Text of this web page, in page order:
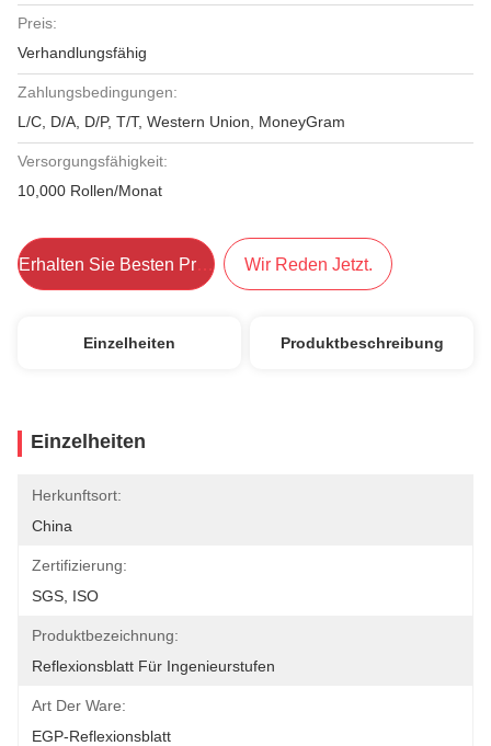
Preis:
Verhandlungsfähig
Zahlungsbedingungen:
L/C, D/A, D/P, T/T, Western Union, MoneyGram
Versorgungsfähigkeit:
10,000 Rollen/Monat
Erhalten Sie Besten Preis Wir Reden Jetzt.
Einzelheiten Produktbeschreibung
Einzelheiten
Herkunftsort:
China
Zertifizierung:
SGS, ISO
Produktbezeichnung:
Reflexionsblatt Für Ingenieurstufen
Art Der Ware:
EGP-Reflexionsblatt